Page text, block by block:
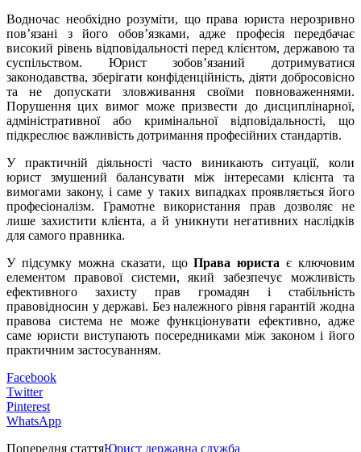
Водночас необхідно розуміти, що права юриста нерозривно
пов’язані з його обов’язками, адже професія передбачає
високий рівень відповідальності перед клієнтом, державою та
суспільством. Юрист зобов’язаний дотримуватися
законодавства, зберігати конфіденційність, діяти добросовісно
та не допускати зловживання своїми повноваженнями.
Порушення цих вимог може призвести до дисциплінарної,
адміністративної або кримінальної відповідальності, що
підкреслює важливість дотримання професійних стандартів.
У практичній діяльності часто виникають ситуації, коли
юрист змушений балансувати між інтересами клієнта та
вимогами закону, і саме у таких випадках проявляється його
професіоналізм. Грамотне використання прав дозволяє не
лише захистити клієнта, а й уникнути негативних наслідків
для самого правника.
У підсумку можна сказати, щоПрава юриста є ключовим
елементом правової системи, який забезпечує можливість
ефективного захисту прав громадян і стабільність
правовідносин у державі. Без належного рівня гарантій жодна
правова система не може функціонувати ефективно, адже
саме юристи виступають посередниками між законом і його
практичним застосуванням.
Facebook
Twitter
Pinterest
WhatsApp
Попередня статтяЮрист державна служба